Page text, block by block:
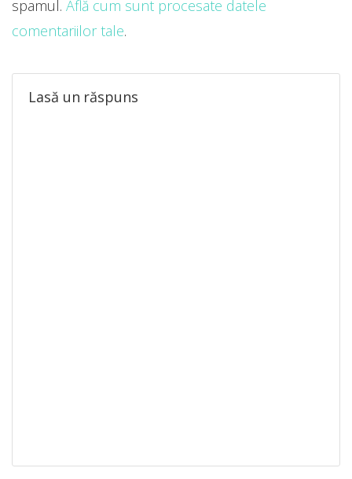
Lasă un răspuns
spamul. Află cum sunt procesate datele
comentariilor tale.